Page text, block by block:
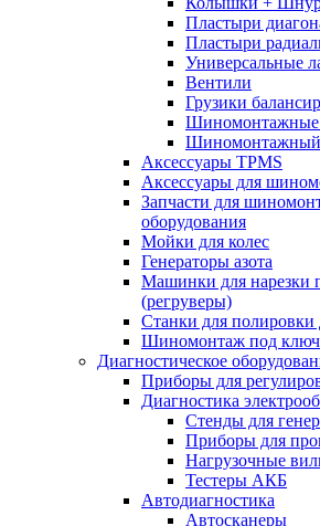
Пластыри
Пластыри
Универсальные
Вентили
Грузики
Шиномонтажные
Шиномонтажный
Аксессуары TPMS
Аксессуары для
Запчасти для
оборудования
Мойки для колес
Генераторы азота
Машинки для нарезки
(регруверы)
Станки для полировки
Шиномонтаж под ключ
Диагностическое
Приборы для
Диагностика
Стенды для
Приборы для
Нагрузочные
Тестеры АКБ
Автодиагностика
Автосканеры